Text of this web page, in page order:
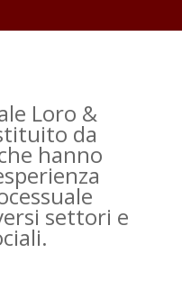
Loro &
da
hanno
settori e